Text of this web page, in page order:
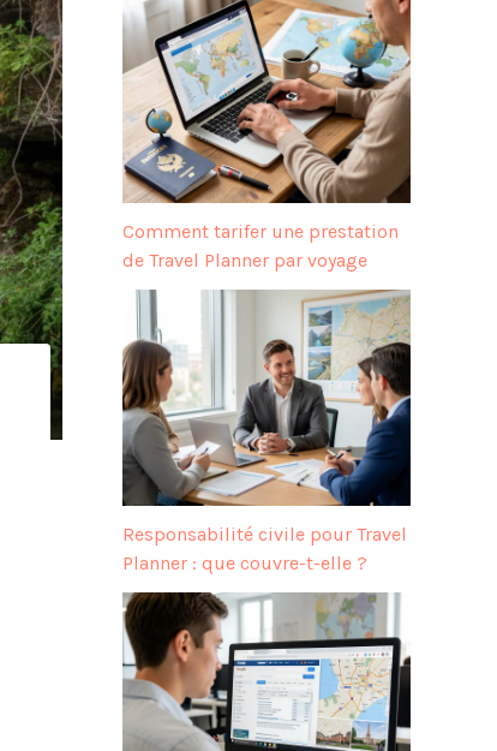
Comment tarifer une prestation
de Travel Planner par voyage
Responsabilité civile pour Travel
Planner : que couvre-t-elle ?